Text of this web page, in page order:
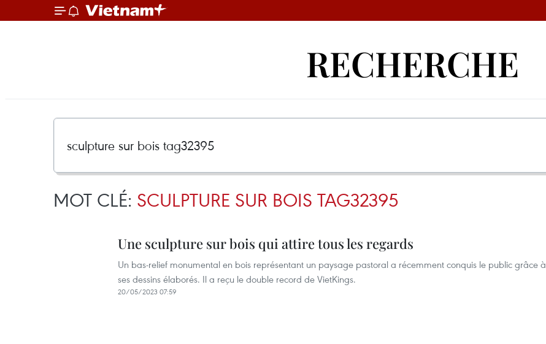
RECHERCHE
MOT CLÉ: SCULPTURE SUR BOIS TAG32395
Une sculpture sur bois qui attire tous les regards
Un bas-relief monumental en bois représentant un paysage pastoral a récemment conquis le public grâce à
ses dessins élaborés. Il a reçu le double record de VietKings.
20/05/2023 07:59